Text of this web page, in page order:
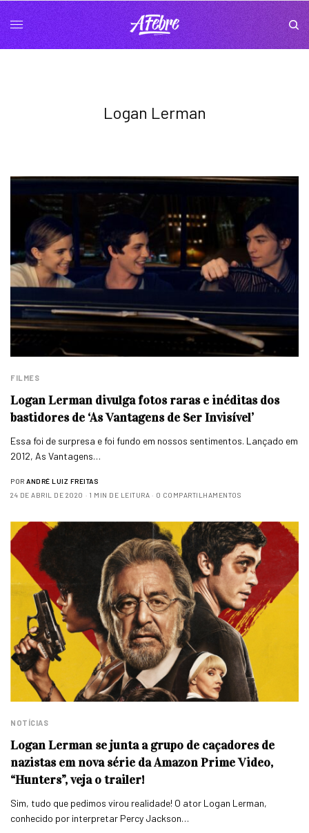
Logan Lerman
FILMES
Logan Lerman divulga fotos raras e inéditas dos
bastidores de ‘As Vantagens de Ser Invisível’
Essa foi de surpresa e foi fundo em nossos sentimentos. Lançado em
2012, As Vantagens…
POR ANDRÉ LUIZ FREITAS
24 DE ABRIL DE 2020
1 MIN DE LEITURA 0 COMPARTILHAMENTOS
NOTÍCIAS
Logan Lerman se junta a grupo de caçadores de
nazistas em nova série da Amazon Prime Video,
“Hunters”, veja o trailer!
Sim, tudo que pedimos virou realidade! O ator Logan Lerman,
conhecido por interpretar Percy Jackson…